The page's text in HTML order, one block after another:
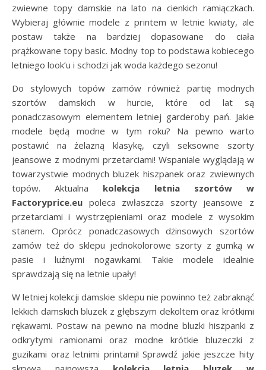
zwiewne topy damskie na lato na cienkich ramiączkach.
Wybieraj głównie modele z printem w letnie kwiaty, ale
postaw także na bardziej dopasowane do ciała
prążkowane topy basic. Modny top to podstawa kobiecego
letniego look’u i schodzi jak woda każdego sezonu!
Do stylowych topów zamów również partię modnych
szortów damskich w hurcie, które od lat są
ponadczasowym elementem letniej garderoby pań. Jakie
modele będą modne w tym roku? Na pewno warto
postawić na żelazną klasykę, czyli seksowne szorty
jeansowe z modnymi przetarciami! Wspaniale wyglądają w
towarzystwie modnych bluzek hiszpanek oraz zwiewnych
topów. Aktualna kolekcja letnia szortów w
Factoryprice.eu poleca zwłaszcza szorty jeansowe z
przetarciami i wystrzępieniami oraz modele z wysokim
stanem. Oprócz ponadczasowych dżinsowych szortów
zamów też do sklepu jednokolorowe szorty z gumką w
pasie i luźnymi nogawkami. Takie modele idealnie
sprawdzają się na letnie upały!
W letniej kolekcji damskie sklepu nie powinno też zabraknąć
lekkich damskich bluzek z głębszym dekoltem oraz krótkimi
rękawami. Postaw na pewno na modne bluzki hiszpanki z
odkrytymi ramionami oraz modne krótkie bluzeczki z
guzikami oraz letnimi printami! Sprawdź jakie jeszcze hity